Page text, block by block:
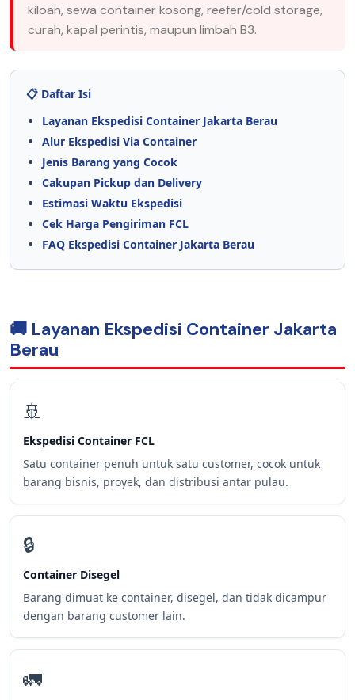
kiloan, sewa container kosong, reefer/cold storage,
curah, kapal perintis, maupun limbah B3.
📋 Daftar Isi
Layanan Ekspedisi Container Jakarta Berau
Alur Ekspedisi Via Container
Jenis Barang yang Cocok
Cakupan Pickup dan Delivery
Estimasi Waktu Ekspedisi
Cek Harga Pengiriman FCL
FAQ Ekspedisi Container Jakarta Berau
🚚 Layanan Ekspedisi Container Jakarta
Berau
🚢
Ekspedisi Container FCL
Satu container penuh untuk satu customer, cocok untuk
barang bisnis, proyek, dan distribusi antar pulau.
🔒
Container Disegel
Barang dimuat ke container, disegel, dan tidak dicampur
dengan barang customer lain.
🚛